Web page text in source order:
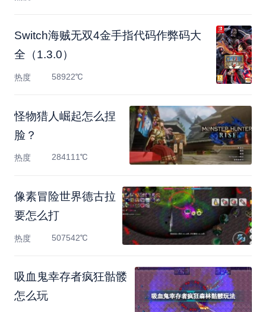
Switch海贼无双4金手指代码作弊码大
全（1.3.0）
热度 58922℃
怪物猎人崛起怎么捏
脸？
热度 284111℃
像素冒险世界德古拉
要怎么打
热度 507542℃
吸血鬼幸存者疯狂骷髅
怎么玩